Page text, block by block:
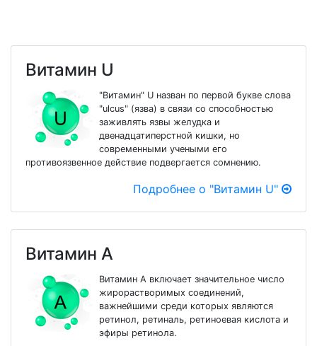
Витамин U
"Витамин" U назван по первой букве слова
"ulcus" (язва) в связи со способностью
заживлять язвы желудка и
двенадцатиперстной кишки, но
современными учеными его
противоязвенное действие подвергается сомнению.
Подробнее о "Витамин U"
Витамин А
Витамин А включает значительное число
жирорастворимых соединений,
важнейшими среди которых являются
ретинол, ретиналь, ретиноевая кислота и
эфиры ретинола.